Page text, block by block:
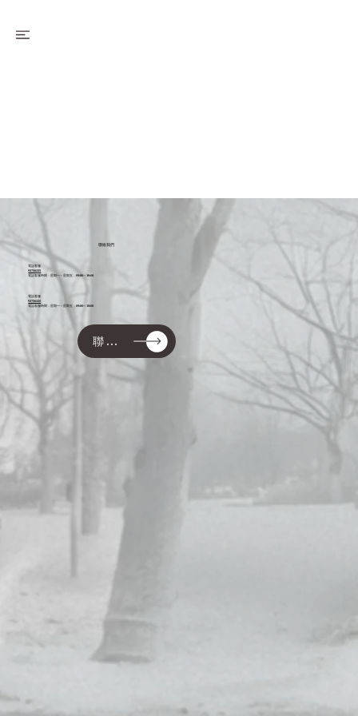
​聯絡我們
電話客服
93756235
電話客服時間：星期一～星期五，09:00～18:00
電話客服
93756235
電話客服時間：星期一～星期五，09:00～18:00
聯絡我們